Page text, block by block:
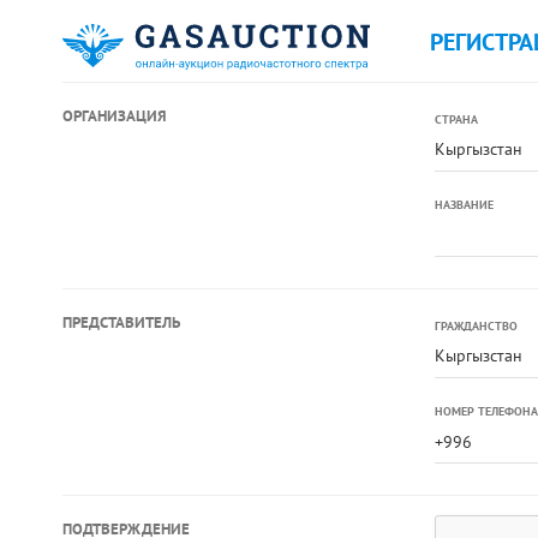
ОРГАНИЗАЦИЯ СТРАНА
Кыргызстан
НАЗВАНИЕ
ПРЕДСТАВИТЕЛЬ ГРАЖДАНСТВО
Кыргызстан
НОМЕР ТЕЛЕФОНА
ПОДТВЕРЖДЕНИЕ